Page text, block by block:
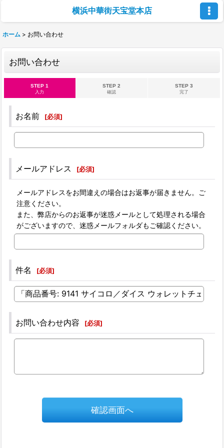
横浜中華街天宝堂本店
ホーム > お問い合わせ
お問い合わせ
STEP 1
入力
STEP 2
確認
STEP 3
完了
お名前 [必須]
メールアドレス [必須]
メールアドレスをお間違えの場合はお返事が届きません。ご
注意ください。
また、弊店からのお返事が迷惑メールとして処理される場合
がございますので、迷惑メールフォルダもご確認ください。
件名 [必須]
お問い合わせ内容 [必須]
確認画面へ